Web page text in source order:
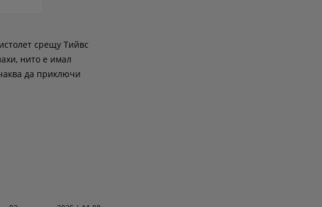
срещу Тийвс
нито е имал
да приключи